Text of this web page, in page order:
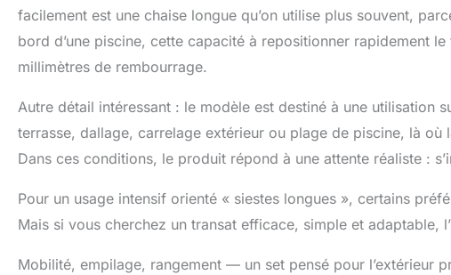
facilement est une chaise longue qu’on utilise plus souvent,
bord d’une piscine, cette capacité à repositionner rapidement
millimètres de rembourrage.
Autre détail intéressant : le modèle est destiné à une utilisation
terrasse, dallage, carrelage extérieur ou plage de piscine, là
Dans ces conditions, le produit répond à une attente réaliste :
Pour un usage intensif orienté « siestes longues », certains
Mais si vous cherchez un transat efficace, simple et adaptable,
Mobilité, empilage, rangement — un set pensé pour l’extérieur